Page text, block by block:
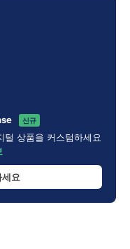
신규
털 상품을 커스텀하세요
요